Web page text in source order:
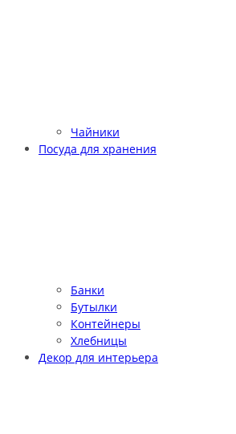
Чайники
Посуда для хранения
Банки
Бутылки
Контейнеры
Хлебницы
Декор для интерьера